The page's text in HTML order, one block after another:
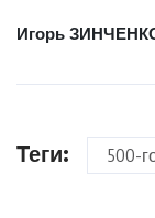
Игорь
Теги: 500-